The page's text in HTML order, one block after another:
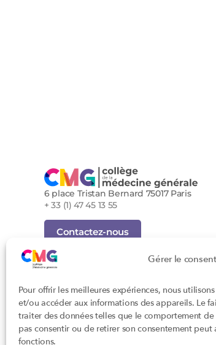
Gérer le
Pour offrir les meilleures expériences, nous
et/ou accéder aux informations des appareils. Le
traiter des données telles que le comportement
pas consentir ou de retirer son consentement
fonctions.
6 place Tristan Bernard 75017 Paris
+ 33 (1) 47 45 13 55
Contactez-nous
Inscription Newsletter
Foire aux questions (FAQ)
Cookies
Confidentialité
Conditions générales d'utilisation
Conception : John Brightman